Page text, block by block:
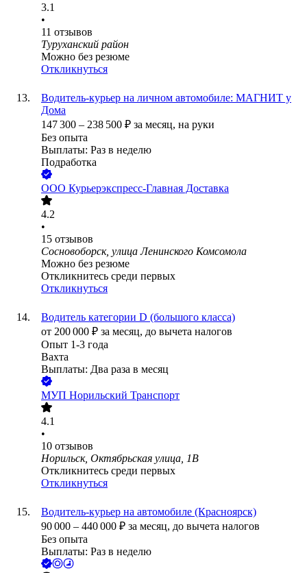
3.1
•
11 отзывов
Туруханский район
Можно без резюме
Откликнуться
Водитель-курьер на личном автомобиле: МАГНИТ у
Дома
147 300 – 238 500 ₽ за месяц, на руки
Без опыта
Выплаты: Раз в неделю
Подработка
ООО Курьерэкспресс-Главная Доставка
4.2
•
15 отзывов
Сосновоборск, улица Ленинского Комсомола
Можно без резюме
Откликнитесь среди первых
Откликнуться
Водитель категории D (большого класса)
от 200 000 ₽ за месяц, до вычета налогов
Опыт 1-3 года
Вахта
Выплаты: Два раза в месяц
МУП Норильский Транспорт
4.1
•
10 отзывов
Норильск, Октябрьская улица, 1В
Откликнитесь среди первых
Откликнуться
Водитель-курьер на автомобиле (Красноярск)
90 000 – 440 000 ₽ за месяц, до вычета налогов
Без опыта
Выплаты: Раз в неделю